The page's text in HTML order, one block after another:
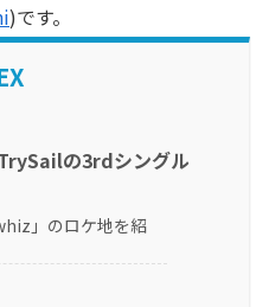
)です。
の3rdシングル
」のロケ地を紹